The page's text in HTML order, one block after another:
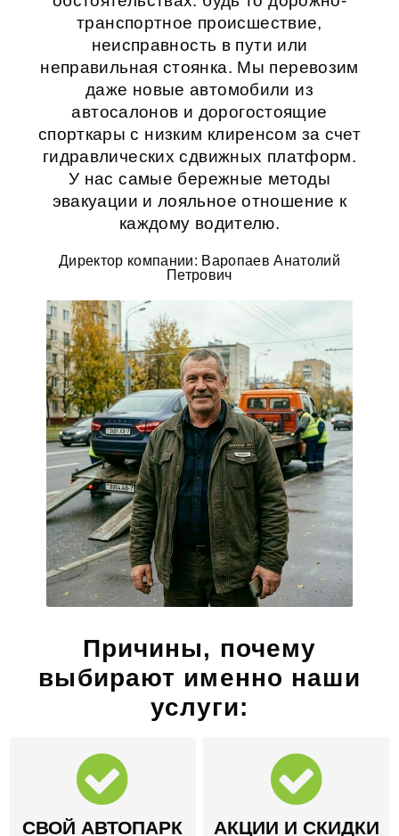
транспортное происшествие,
неисправность в пути или
неправильная стоянка. Мы перевозим
даже новые автомобили из
автосалонов и дорогостоящие
спорткары с низким клиренсом за счет
гидравлических сдвижных платформ.
У нас самые бережные методы
эвакуации и лояльное отношение к
каждому водителю.
Директор компании: Варопаев Анатолий
Петрович
Причины, почему
выбирают именно наши
услуги:
СВОЙ АВТОПАРК АКЦИИ И СКИДКИ